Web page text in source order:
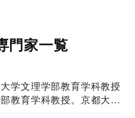
門家一覧
学文理学部教育学科教授
教育学科教授。京都大学